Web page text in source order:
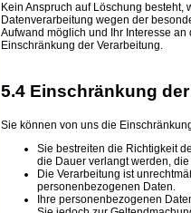
Kein Anspruch auf Löschung
Datenverarbeitung wegen der
Aufwand möglich und Ihr Interesse
Einschränkung der Verarbeitung.
5.4 Einschränkung
Sie können von uns die
Sie bestreiten die Richtigkeit
die Dauer verlangt werden,
Die Verarbeitung ist
personenbezogenen Daten.
Ihre personenbezogenen